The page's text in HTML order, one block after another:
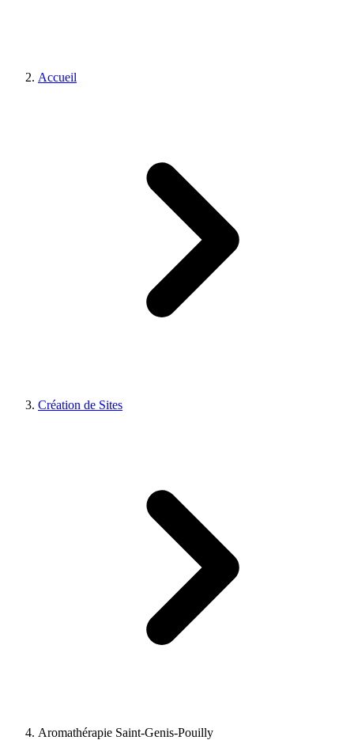
Accueil
Création de Sites
Aromathérapie Saint-Genis-Pouilly